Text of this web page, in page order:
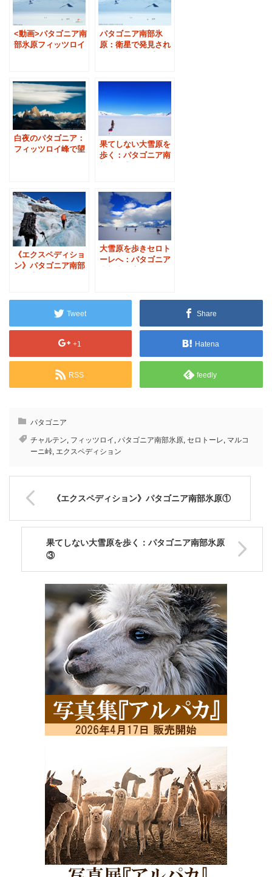
<動画>パタゴニア南
部氷原フィッツロイ
パタゴニア南部氷
原：衛星で発見され
白夜のパタゴニア：
フィッツロイ峰で望
果てしない大雪原を
歩く：パタゴニア南
《エクスペディショ
ン》パタゴニア南部
大雪原を歩きセロト
ーレへ：パタゴニア
Tweet Share
+1 Hatena
RSS feedly
パタゴニア
チャルテン, フィッツロイ , パタゴニア南部氷原, セロトーレ, マルコ
ーニ峠, エクスペディション
《エクスペディション》パタゴニア南部氷原①
果てしない大雪原を歩く：パタゴニア南部氷原
③